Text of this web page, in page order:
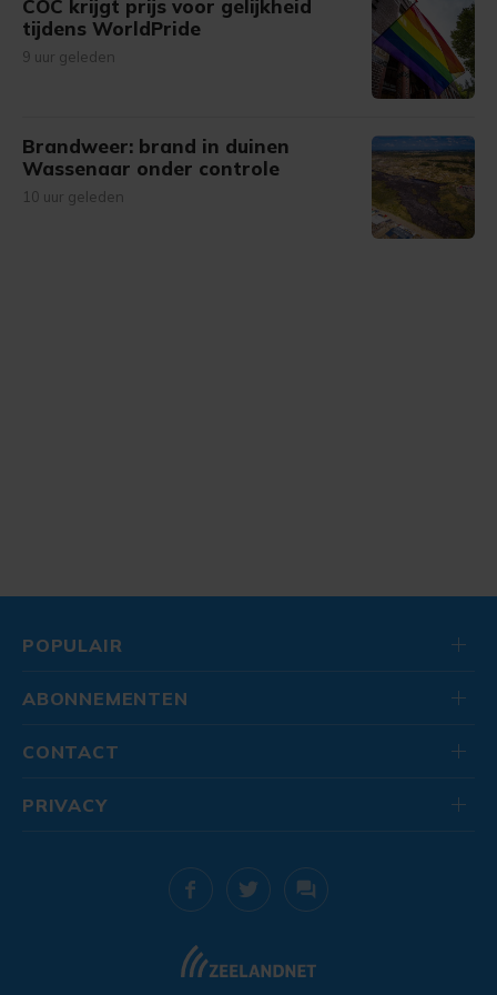
COC krijgt prijs voor gelijkheid
tijdens WorldPride
9 uur geleden
Brandweer: brand in duinen
Wassenaar onder controle
10 uur geleden
POPULAIR
ABONNEMENTEN
CONTACT
PRIVACY